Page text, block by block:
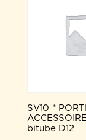
SV10 *
bitube D12